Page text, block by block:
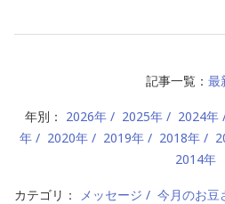
記事一覧： 最
年別： 2026年 2025年 2024年
年
2020年 2019年 2018年
2014年
カテゴリ： メッセージ 今月のお豆